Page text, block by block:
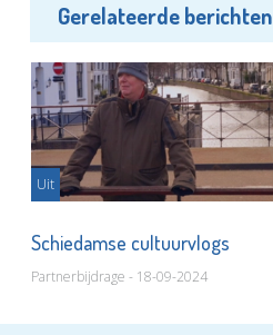
Gerelateerde berichten
Uit
Schiedamse cultuurvlogs
Partnerbijdrage - 18-09-2024